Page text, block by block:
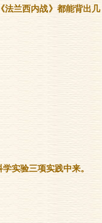
法兰西内战》都能背出几
实验三项实践中来。